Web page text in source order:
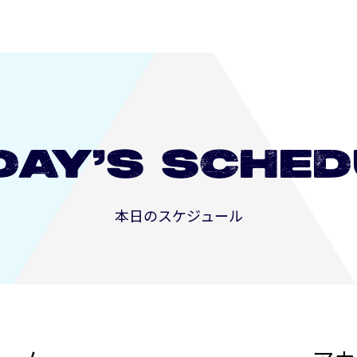
本日のスケジュール